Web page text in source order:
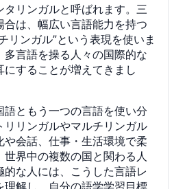
タリンガルと呼ばれます。三
合は、幅広い言語能力を持つ
リンガル”という表現を使いま
多言語を操る人々の国際的な
することが増えてきまし
語ともう一つの言語を使い分
リリンガルやマルチリンガル
や会話、仕事・生活環境で柔
界中の複数の国と関わる人
な人には、こうした言語レ
理解し、自分の語学学習目標